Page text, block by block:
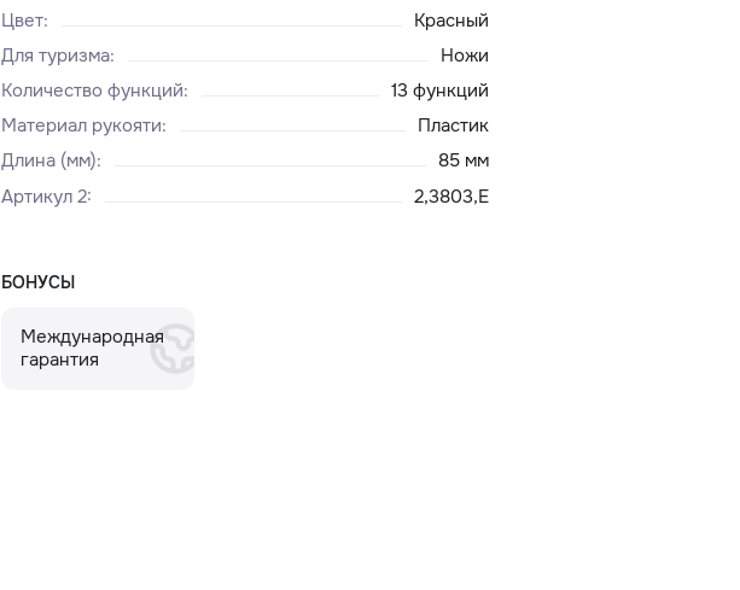
Цвет:
Красный
Для туризма:
Ножи
Количество функций:
13 функций
Материал рукояти:
Пластик
Длина (мм):
85 мм
Артикул 2: 2,3803,E
БОНУСЫ
Международная
гарантия
Доставка и оплата
Сервисный центр